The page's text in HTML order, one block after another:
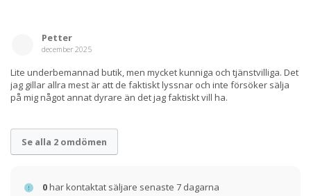
Petter
december 2025
Lite underbemannad butik, men mycket kunniga och tjänstvilliga. Det
jag gillar allra mest är att de faktiskt lyssnar och inte försöker sälja
på mig något annat dyrare än det jag faktiskt vill ha.
Se alla 2 omdömen
0har kontaktat säljare senaste 7 dagarna